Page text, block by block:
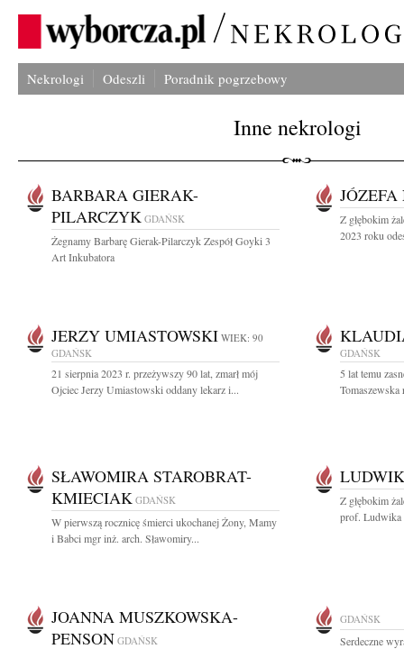
Nekrologi Odeszli Poradnik pogrzebowy
Inne nekrologi
BARBARA GIERAK-
PILARCZYK GDAŃSK
Żegnamy Barbarę Gierak-Pilarczyk Zespół Goyki 3
Art Inkubatora
Z głębokim
2023 roku
JERZY UMIASTOWSKI WIEK: 90
GDAŃSK
21 sierpnia 2023 r. przeżywszy 90 lat, zmarł mój
Ojciec Jerzy Umiastowski oddany lekarz i...
GDAŃSK
5 lat temu
SŁAWOMIRA STAROBRAT-
KMIECIAK GDAŃSK
W pierwszą rocznicę śmierci ukochanej Żony, Mamy
i Babci mgr inż. arch. Sławomiry...
Z głębokim
prof. Ludwika
JOANNA MUSZKOWSKA-
PENSON GDAŃSK
GDAŃSK
Serdeczne